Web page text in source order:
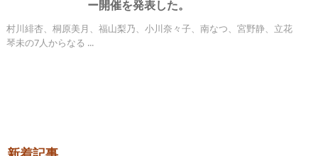
ー開催を発表した。
村川緋杏、桐原美月、福山梨乃、小川奈々子、南なつ、宮野静、立花
琴未の7人からなる ...